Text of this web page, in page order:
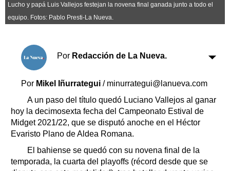
Fúnebres
Clasificados
Suplementos
Servicios
Transportes
Loterías
Datos Útiles
Fúnebres
Edictos
Teléfonos de urgencia
Lucho y papá Luis Vallejos festejan la novena final ganada junto a todo el
equipo. Fotos: Pablo Presti-La Nueva.
Por Redacción de La Nueva.
Por Mikel Iñurrategui / minurrategui@lanueva.com
A un paso del título quedó Luciano Vallejos al ganar
hoy la decimosexta fecha del Campeonato Estival de
Midget 2021/22, que se disputó anoche en el Héctor
Evaristo Plano de Aldea Romana.
El bahiense se quedó con su novena final de la
temporada, la cuarta del playoffs (récord desde que se